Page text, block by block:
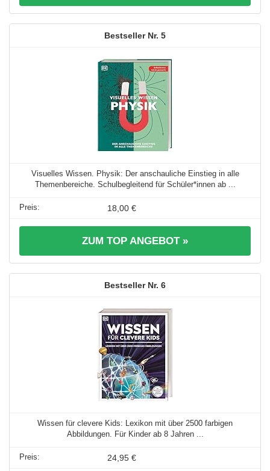
5
Visuelles Wissen. Physik: Der anschauliche Einstieg in alle
Themenbereiche. Schulbegleitend für Schüler*innen ab ...
18,00 €
ZUM TOP ANGEBOT »
6
Wissen für clevere Kids: Lexikon mit über 2500 farbigen
Abbildungen. Für Kinder ab 8 Jahren ...
24,95 €